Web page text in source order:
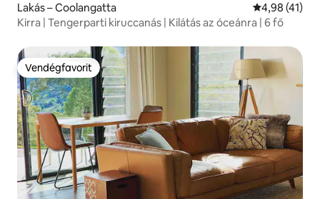
Lakás – Coolangatta Átlagos
4,98 (41)
Kirra | Tengerparti kiruccanás | Kilátás az óceánra | 6 fő
Vendégfavorit
Vendégfavorit